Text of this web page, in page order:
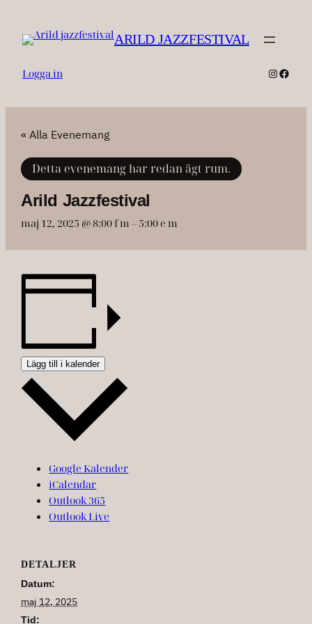
ARILD JAZZFESTIVAL
Logga in
« Alla Evenemang
Detta evenemang har redan ägt rum.
Arild Jazzfestival
maj 12, 2025 @ 8:00 f m – 5:00 e m
Lägg till i kalender
Google Kalender
iCalendar
Outlook 365
Outlook Live
DETALJER
Datum:
maj 12, 2025
Tid: